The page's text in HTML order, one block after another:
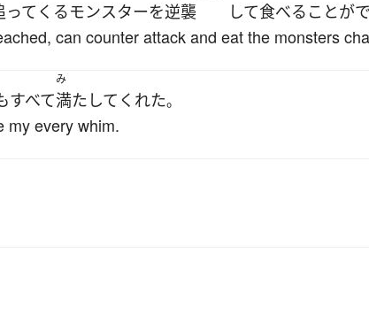
って くるモンスターを逆襲 して食べる ことが
can counter attack and eat the monsters
すべて
み
満たして くれた。
my every whim.